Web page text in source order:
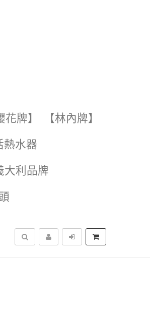
花牌】 【林內牌】
熱水器️️
大利品牌
搜尋